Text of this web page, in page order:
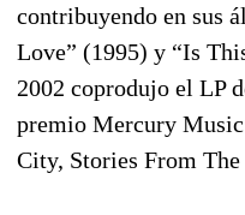
contribuyendo en sus
Love” (1995) y “Is
2002 coprodujo el LP
premio Mercury
City, Stories From The